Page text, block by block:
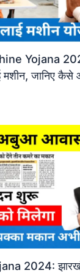
Yojana
मशीन, जानिए कैसे
2024: